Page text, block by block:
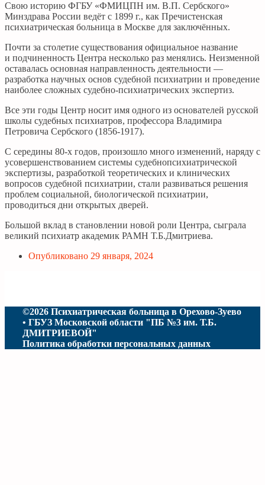
Свою историю ФГБУ «ФМИЦПН им. В.П. Сербского»
Минздрава России ведёт с 1899 г., как Пречистенская
психиатрическая больница в Москве для заключённых.
Почти за столетие существования официальное название
и подчиненность Центра несколько раз менялись. Неизменной
оставалась основная направленность деятельности —
разработка научных основ судебной психиатрии и проведение
наиболее сложных судебно-психиатрических экспертиз.
Все эти годы Центр носит имя одного из основателей русской
школы судебных психиатров, профессора Владимира
Петровича Сербского (1856-1917).
С середины 80-х годов, произошло много изменений, наряду с
усовершенствованием системы судебнопсихиатрической
экспертизы, разработкой теоретических и клинических
вопросов судебной психиатрии, стали развиваться решения
проблем социальной, биологической психиатрии,
проводиться дни открытых дверей.
Большой вклад в становлении новой роли Центра, сыграла
великий психиатр академик РАМН Т.Б.Дмитриева.
Опубликовано 29 января, 2024
©2026 Психиатрическая больница в Орехово-Зуево
• ГБУЗ Московской области "ПБ №3 им. Т.Б.
ДМИТРИЕВОЙ"
Политика обработки персональных данных